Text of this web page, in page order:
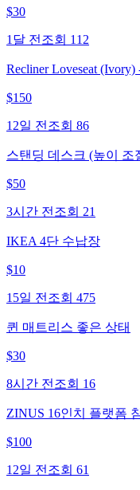
$30
1달 전 조회 112
Recliner Loveseat
$150
12일 전 조회 86
스탠딩 데스크 (높이 조
$50
3시간 전 조회 21
IKEA 4단 수납장
$10
15일 전 조회 475
퀸 매트리스 좋은 상태
$30
8시간 전 조회 16
ZINUS 16인치 플랫폼
$100
12일 전 조회 61